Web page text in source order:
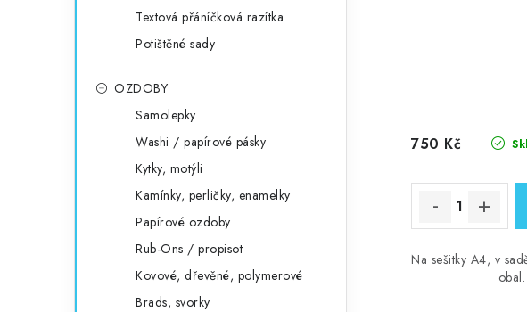
Textová přáníčková razítka
Potištěné sady
OZDOBY
Samolepky
Washi / papírové pásky
Kytky, motýli
Kamínky, perličky, enamelky
Papírové ozdoby
Rub-Ons / propisot
Kovové, dřevěné, polymerové
Brads, svorky
750 Kč
Na sešitky A4, v
obal.